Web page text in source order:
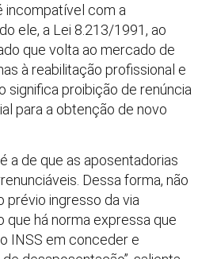
incompatível com a
ele, a Lei 8.213/1991, ao
que volta ao mercado de
à reabilitação profissional e
significa proibição de renúncia
para a obtenção de novo
a de que as aposentadorias
Dessa forma, não
prévio ingresso da via
que há norma expressa que
INSS em conceder e